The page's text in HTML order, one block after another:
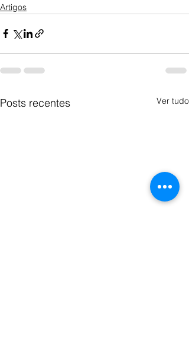
Artigos
Posts recentes Ver tudo